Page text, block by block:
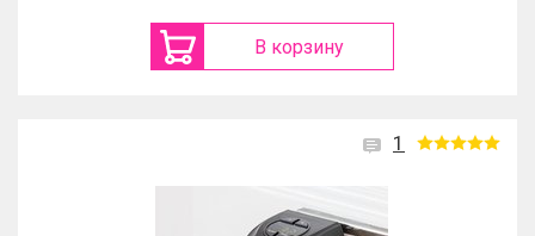
В корзину
1